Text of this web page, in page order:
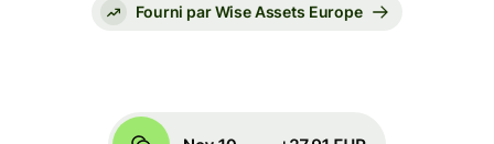
Fourni par Wise Assets Europe